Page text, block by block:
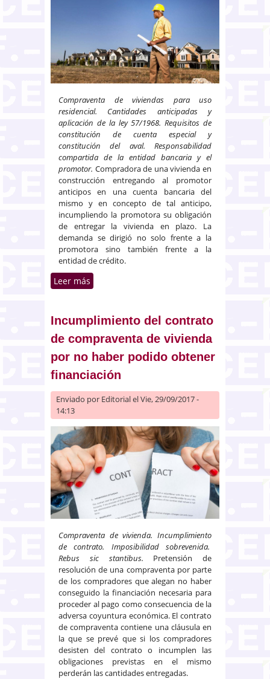
Compraventa de viviendas para uso
residencial. Cantidades anticipadas y
aplicación de la ley 57/1968. Requisitos de
constitución de cuenta especial y
constitución del aval. Responsabilidad
compartida de la entidad bancaria y el
promotor. Compradora de una vivienda en
construcción entregando al promotor
anticipos en una cuenta bancaria del
mismo y en concepto de tal anticipo,
incumpliendo la promotora su obligación
de entregar la vivienda en plazo. La
demanda se dirigió no solo frente a la
promotora sino también frente a la
entidad de crédito.
Leer más
cantidades anticipadas en la
compra de viviendas en
aplicación de la ley 57/1968
Incumplimiento del contrato
de compraventa de vivienda
por no haber podido obtener
financiación
Enviado por Editorialel Vie, 29/09/2017 -
14:13
Compraventa de vivienda. Incumplimiento
de contrato. Imposibilidad sobrevenida.
Rebus sic stantibus. Pretensión de
resolución de una compraventa por parte
de los compradores que alegan no haber
conseguido la financiación necesaria para
proceder al pago como consecuencia de la
adversa coyuntura económica. El contrato
de compraventa contiene una cláusula en
la que se prevé que si los compradores
desisten del contrato o incumplen las
obligaciones previstas en el mismo
perderán las cantidades entregadas.